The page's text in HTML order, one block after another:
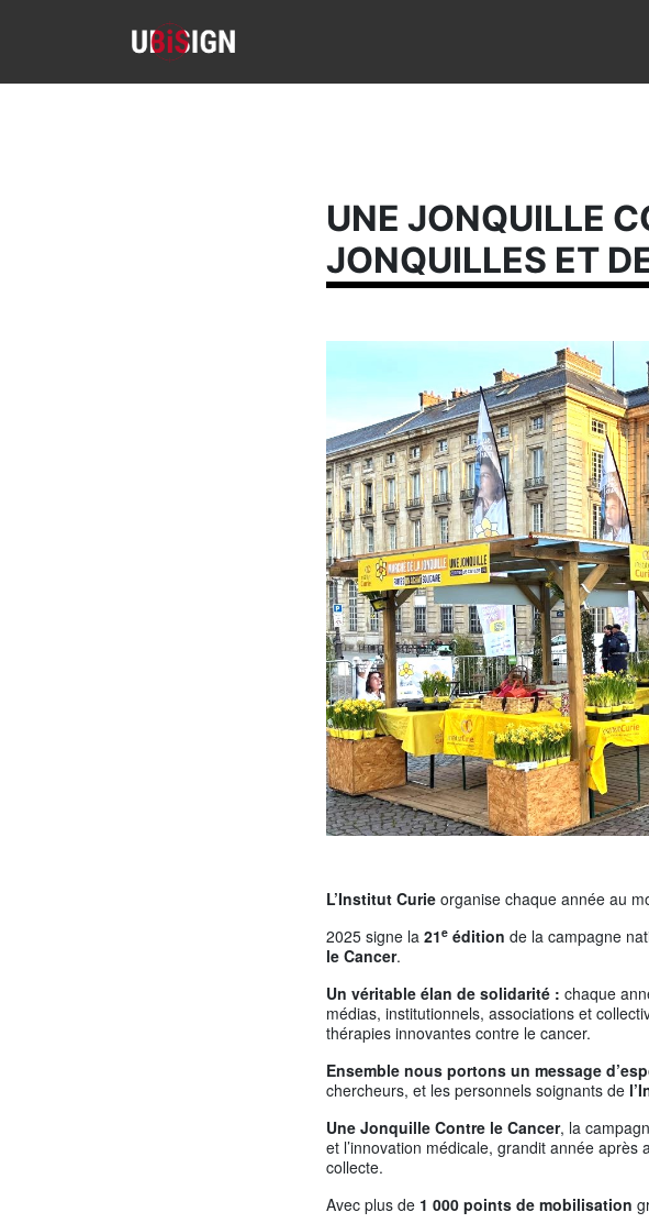
UNE JONQUILLE
JONQUILLES ET
L’Institut Curie organise chaque année au
2025 signe la 21e édition de la campagne
le Cancer.
Un véritable élan de solidarité : chaque
médias, institutionnels, associations et
thérapies innovantes contre le cancer.
Ensemble nous portons un message
chercheurs, et les personnels soignants de
Une Jonquille Contre le Cancer, la
et l’innovation médicale, grandit année
collecte.
Avec plus de 1 000 points de mobilisation